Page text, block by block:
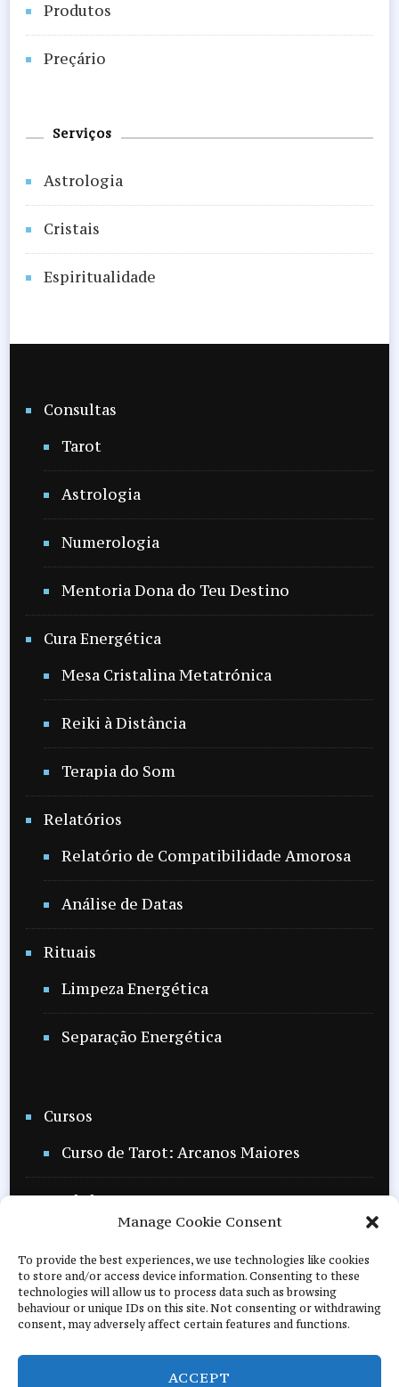
Manage Cookie Consent
To provide the best experiences, we use technologies like cookies
to store and/or access device information. Consenting to these
technologies will allow us to process data such as browsing
behaviour or unique IDs on this site. Not consenting or withdrawing
consent, may adversely affect certain features and functions.
ACCEPT
Produtos
Preçário
Serviços
Astrologia
Cristais
Espiritualidade
Consultas
Tarot
Astrologia
Numerologia
Mentoria Dona do Teu Destino
Cura Energética
Mesa Cristalina Metatrónica
Reiki à Distância
Terapia do Som
Relatórios
Relatório de Compatibilidade Amorosa
Análise de Datas
Rituais
Limpeza Energética
Separação Energética
Cursos
Curso de Tarot: Arcanos Maiores​
Workshops
Masterclasses
Masterclass de Intuição